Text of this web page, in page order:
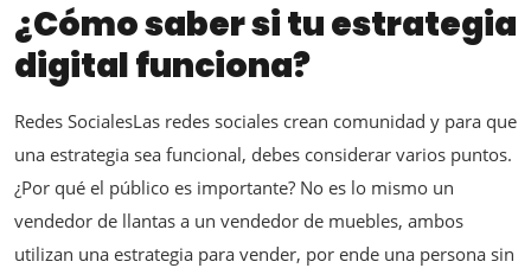
¿Cómo saber si tu estrategia
digital funciona?
Redes SocialesLas redes sociales crean comunidad y para que
una estrategia sea funcional, debes considerar varios puntos.
¿Por qué el público es importante? No es lo mismo un
vendedor de llantas a un vendedor de muebles, ambos
utilizan una estrategia para vender, por ende una persona sin